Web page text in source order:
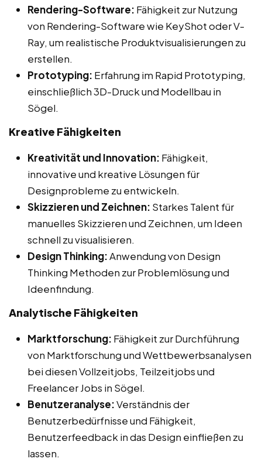
Rendering-Software: Fähigkeit zur Nutzung
von Rendering-Software wie KeyShot oder V-
Ray, um realistische Produktvisualisierungen zu
erstellen.
Prototyping: Erfahrung im Rapid Prototyping,
einschließlich 3D-Druck und Modellbau in
Sögel.
Kreative Fähigkeiten
Kreativität und Innovation: Fähigkeit,
innovative und kreative Lösungen für
Designprobleme zu entwickeln.
Skizzieren und Zeichnen: Starkes Talent für
manuelles Skizzieren und Zeichnen, um Ideen
schnell zu visualisieren.
Design Thinking:Anwendung von Design
Thinking Methoden zur Problemlösung und
Ideenfindung.
Analytische Fähigkeiten
Marktforschung: Fähigkeit zur Durchführung
von Marktforschung und Wettbewerbsanalysen
bei diesen Vollzeitjobs, Teilzeitjobs und
Freelancer Jobs in Sögel.
Benutzeranalyse:Verständnis der
Benutzerbedürfnisse und Fähigkeit,
Benutzerfeedback in das Design einfließen zu
lassen.